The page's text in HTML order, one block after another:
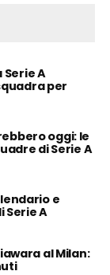
A
per
oggi: le
di Serie A
e
Serie A
al Milan: